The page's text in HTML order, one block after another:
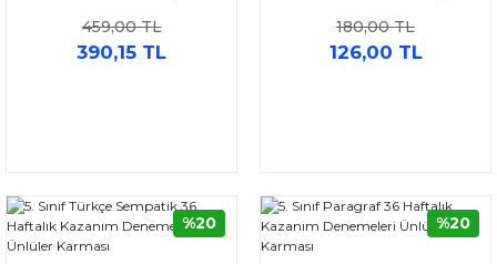
459,00 TL
390,15 TL
180,00 TL
126,00 TL
%20 %20